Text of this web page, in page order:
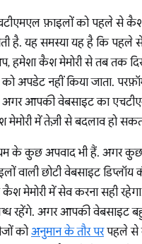
फ़ाइलों को पहले से
है. यह समस्या यह है कि पहले
हमेशा कैश मेमोरी से तब तक
को अपडेट नहीं किया जाता.
अगर आपकी वेबसाइट का
मेमोरी में तेज़ी से बदलाव हो
के कुछ अपवाद भी हैं. अगर
वाली छोटी वेबसाइट डिप्लॉय
मेमोरी में सेव करना सही
रहेंगे. अगर आपकी वेबसाइट
कोअनुमान के तौर परपहले से